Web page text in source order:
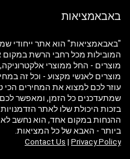
באבאמציאות
"באבאמציאות" הוא אתר ייחודי
המובילות מכל רחבי הרשת במקום
מוצרים - החל ממוצרי
מוצרים לאנשי מקצוע - וכל זה
עוזר לכם למצוא את המחירים הכי
שמתעדכנים כל הזמן, ומאפשר לכם
בזכות היכולת שלו לאתר
ההנחות במקום אחד, הוא נחשב
ביותר - האבא של כל המציאות.
Contact Us | Privacy Policy